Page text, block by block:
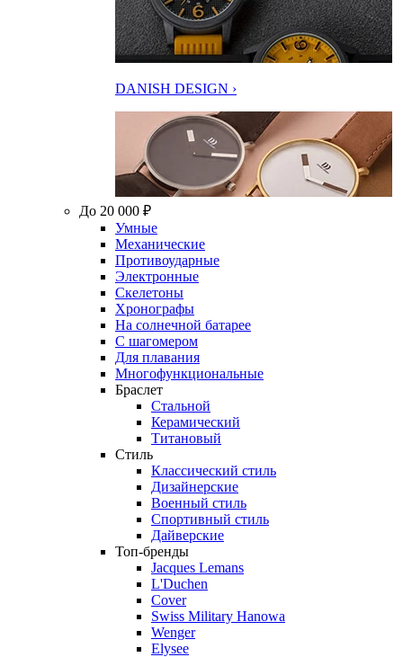
DANISH DESIGN ›
До 20 000 ₽
Умные
Механические
Противоударные
Электронные
Скелетоны
Хронографы
На солнечной батарее
С шагомером
Для плавания
Многофункциональные
Браслет
Стальной
Керамический
Титановый
Стиль
Классический стиль
Дизайнерские
Военный стиль
Спортивный стиль
Дайверские
Топ-бренды
Jacques Lemans
L'Duchen
Cover
Swiss Military Hanowa
Wenger
Elysee